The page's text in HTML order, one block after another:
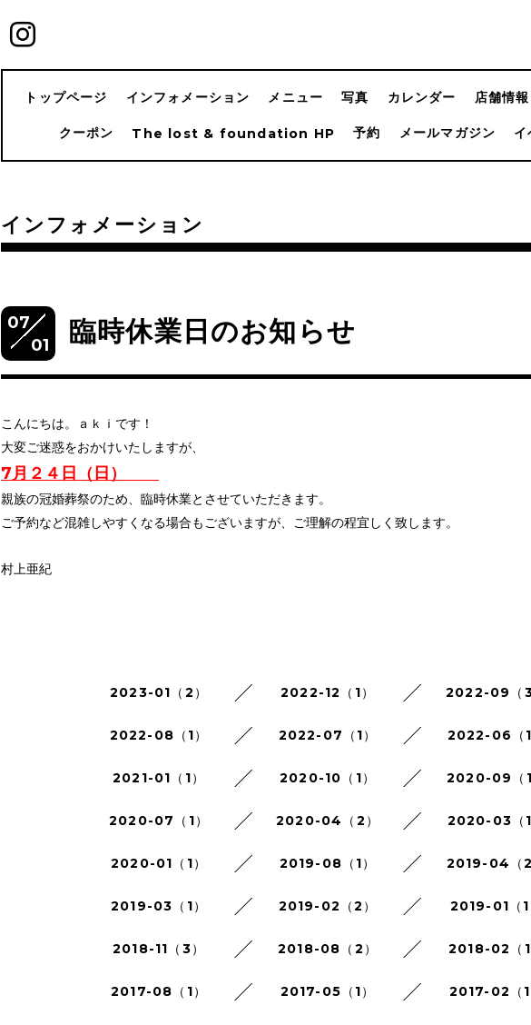
トップページ インフォメーション メニュー 写真 カレンダー 店舗情報
クーポン The lost & foundation HP 予約 メールマガジン イ
インフォメーション
07
01
臨時休業日のお知らせ
こんにちは。ａｋｉです！
大変ご迷惑をおかけいたしますが、
7月２４日（日）
親族の冠婚葬祭のため、臨時休業とさせていただきます。
ご予約など混雑しやすくなる場合もございますが、ご理解の程宜しく致します。
村上亜紀
2023-01（2） 2022-12（1） 2022-09（3
2022-08（1） 2022-07（1） 2022-06（1
2021-01（1） 2020-10（1） 2020-09（1
2020-07（1） 2020-04（2） 2020-03（1
2020-01（1） 2019-08（1） 2019-04（2
2019-03（1） 2019-02（2） 2019-01（1
2018-11（3） 2018-08（2） 2018-02（1
2017-08（1） 2017-05（1） 2017-02（1